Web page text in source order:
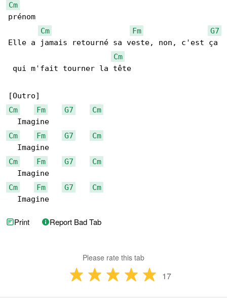
Cm
prénom
Cm
Fm
G7
Elle a jamais retourné sa veste, non, c'est ça
Cm
qui m'fait tourner la tête
Cm
Fm G7
Cm
Cm
Fm G7
Cm
Cm
Fm G7
Cm
Cm
Fm G7
Cm
  Imagine
Print Report Bad Tab
Please rate this tab
17